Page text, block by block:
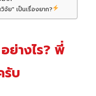
จัย" เป็นเรื่องยาก?
ย่างไร? พี่
รับ